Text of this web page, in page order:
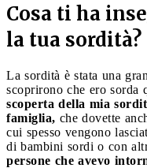
Cosa ti ha
la tua sordità?
La sordità è stata una
scoprirono che ero sorda
scoperta della mia
famiglia, che dovette
cui spesso vengono
di bambini sordi o con
persone che avevo